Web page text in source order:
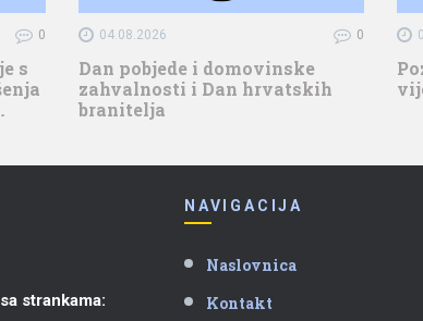
0
s
04.08.2026 0
Dan pobjede i domovinske
zahvalnosti i Dan hrvatskih
branitelja
strankama:
NAVIGACIJA
Naslovnica
Kontakt